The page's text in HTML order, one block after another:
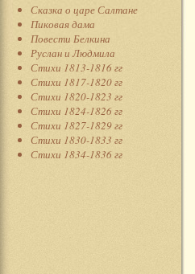
Сказка о царе Салтане
Пиковая дама
Повести Белкина
Руслан и Людмила
Стихи 1813-1816 гг
Стихи 1817-1820 гг
Стихи 1820-1823 гг
Стихи 1824-1826 гг
Стихи 1827-1829 гг
Стихи 1830-1833 гг
Стихи 1834-1836 гг